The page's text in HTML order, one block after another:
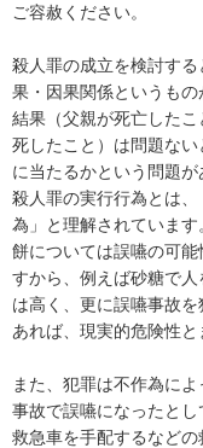
ご容赦ください。
殺人罪の成立を検討す
果・因果関係というもの
結果（父親が死亡した
死したこと）は問題な
に当たるかという問題が
殺人罪の実行行為とは
為」と理解されています
餅については誤嚥の可
すから、例えば砂糖で
は高く、更に誤嚥事故
あれば、現実的危険性と
また、犯罪は不作為に
事故で誤嚥になったとし
救急車を手配するなど